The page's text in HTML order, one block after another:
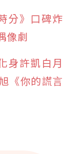
分》口碑炸
像劇
身許凱白月
《你的謊言